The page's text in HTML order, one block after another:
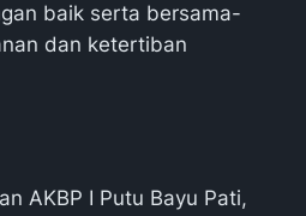
baik serta bersama-
dan ketertiban
AKBP I Putu Bayu Pati,